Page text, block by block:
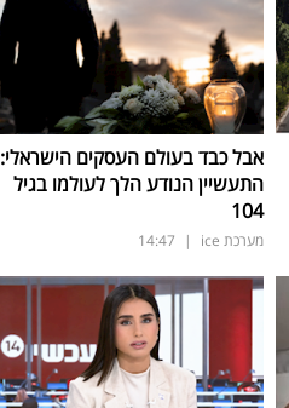
אבל כבד בעולם העסקים הישראלי:
התעשיין הנודע הלך לעולמו בגיל
104
מערכת ice |
14:47